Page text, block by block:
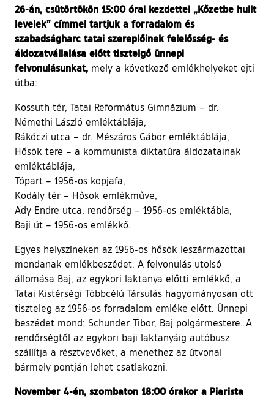
26-án, csütörtökön 15:00 órai kezdettel „Kőzetbe hullt
levelek” címmel tartjuk a forradalom és
szabadságharc tatai szereplőinek felelősség- és
áldozatvállalása előtt tisztelgő ünnepi
felvonulásunkat, mely a következő emlékhelyeket ejti
útba:
Kossuth tér, Tatai Református Gimnázium – dr.
Némethi László emléktáblája,
Rákóczi utca – dr. Mészáros Gábor emléktáblája,
Hősök tere – a kommunista diktatúra áldozatainak
emléktáblája,
Tópart – 1956-os kopjafa,
Kodály tér – Hősök emlékműve,
Ady Endre utca, rendőrség – 1956-os emléktábla,
Baji út – 1956-os emlékkő.
Egyes helyszíneken az 1956-os hősök leszármazottai
mondanak emlékbeszédet. A felvonulás utolsó
állomása Baj, az egykori laktanya előtti emlékkő, a
Tatai Kistérségi Többcélú Társulás hagyományosan ott
tiszteleg az 1956-os forradalom emléke előtt. Ünnepi
beszédet mond: Schunder Tibor, Baj polgármestere. A
rendőrségtől az egykori baji laktanyáig autóbusz
szállítja a résztvevőket, a menethez az útvonal
bármely pontján lehet csatlakozni.
November 4-én, szombaton 18:00 órakor a Piarista